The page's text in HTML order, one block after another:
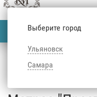
Выберите город
Ульяновск
Самара
Спальня
»